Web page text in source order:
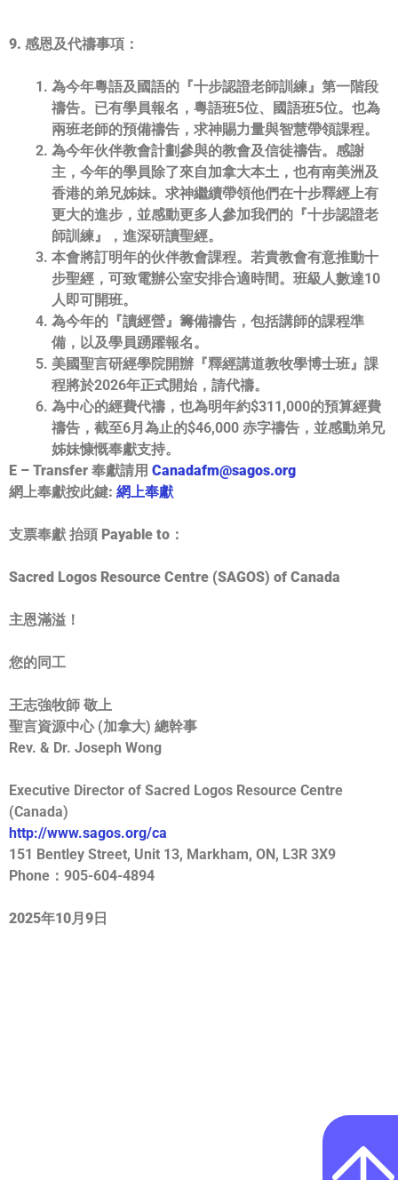
9. 感恩及代禱事項：
為今年粵語及國語的『十步認證老師訓練』第一階段
禱告。 已有學員報名，粵語班5位、國語班5位。 也為
兩班老師的預備禱告，求神賜力量與智慧帶領課程。
為今年伙伴教會計劃參與的教會及信徒禱告。感謝
主， 今年的學員除了來自加拿大本土，也有南美洲及
香港的弟兄姊妹。 求神繼續帶領他們在十步釋經上有
更大的進步， 並感動更多人參加我們的『十步認證老
師訓練』，進深研讀聖經。
本會將訂明年的伙伴教會課程。若貴教會有意推動十
步聖經， 可致電辦公室安排合適時間。班級人數達10
人即可開班。
為今年的『讀經營』籌備禱告，包括講師的課程準
備， 以及學員踴躍報名。
美國聖言研經學院開辦『釋經講道教牧學博士班』 課
程將於2026年正式開始，請代禱。
為中心的經費代禱，也為明年約$311,000的預算經費
禱告， 截至6月為止的$46,000 赤字禱告，並感動弟兄
姊妹慷慨奉獻支持。
E – Transfer 奉獻請用 Canadafm@sagos.org
網上奉獻按此鍵: 網上奉獻
支票奉獻 抬頭 Payable to：
Sacred Logos Resource Centre (SAGOS) of Canada
主恩滿溢！
您的同工
王志強牧師 敬上
聖言資源中心 (加拿大) 總幹事
Rev. & Dr. Joseph Wong
Executive Director of Sacred Logos Resource Centre
(Canada)
http://www.sagos.org/ca
151 Bentley Street, Unit 13, Markham, ON, L3R 3X9
Phone：905-604-4894
2025年10月9日